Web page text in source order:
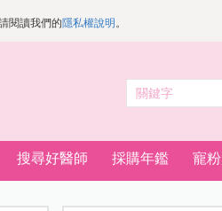
閱讀我們的隱私權說明 。
搜尋好醫師 採購年鑑 寵